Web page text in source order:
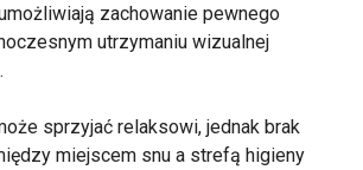
zachowanie pewnego
utrzymaniu wizualnej
sprzyjać relaksowi, jednak brak
miejscem snu a strefą higieny